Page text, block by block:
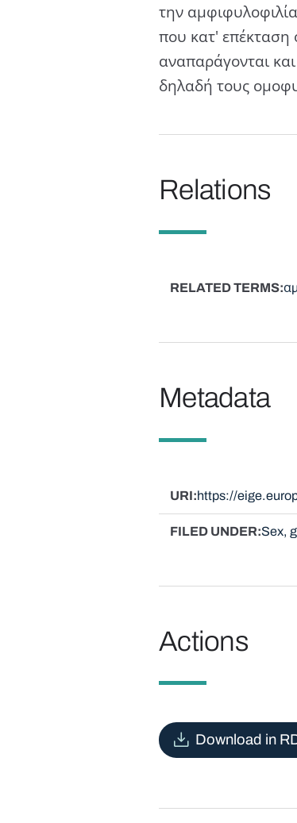
την
που κατ' επέκταση
αναπαράγονται
δηλαδή τους
Relations
RELATED TERMS
Metadata
URI https://
FILED UNDER Sex,
Actions
Download in